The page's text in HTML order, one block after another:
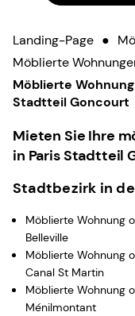
Landing-Page ●
Möblierte
Möblierte
Stadtteil Goncourt
Mieten Sie Ihre
in Paris Stadtteil
Stadtbezirk in
Möblierte Wohnung
Belleville
Möblierte Wohnung
Canal St Martin
Möblierte Wohnung
Ménilmontant